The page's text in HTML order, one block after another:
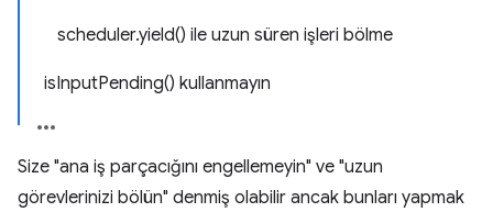
scheduler.yield() ile uzun süren işleri bölme
isInputPending() kullanmayın
Size "ana iş parçacığını engellemeyin" ve "uzun
görevlerinizi bölün" denmiş olabilir ancak bunları yapmak